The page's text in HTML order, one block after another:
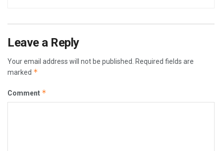
Leave a Reply
Your email address will not be published.
Required fields are
marked *
Comment *